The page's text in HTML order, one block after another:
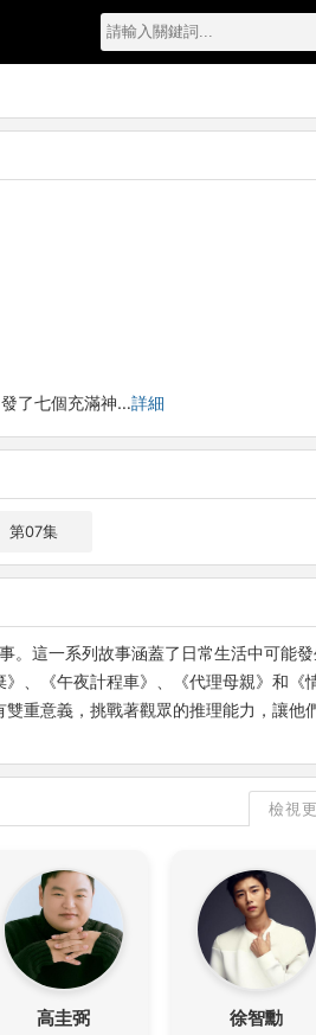
了七個充滿神…詳細
第07集
。這一系列故事涵蓋了日常生活中可能
、《午夜計程車》、《代理母親》和《
重意義，挑戰著觀眾的推理能力，讓他
檢視
高圭弼 徐智勳